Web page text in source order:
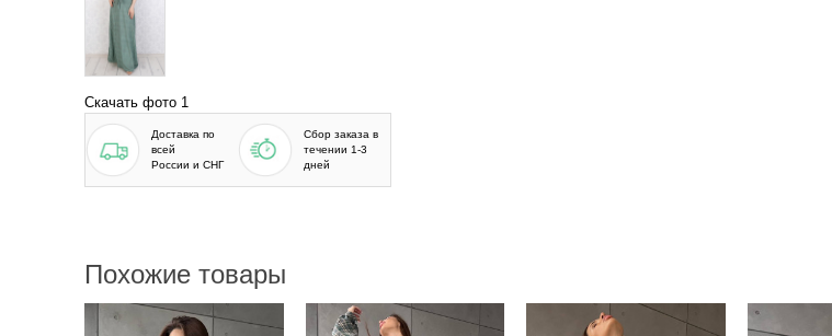
Скачать фото 1
Доставка по
всей
России и СНГ
Сбор заказа в
течении 1-3
дней
Похожие товары